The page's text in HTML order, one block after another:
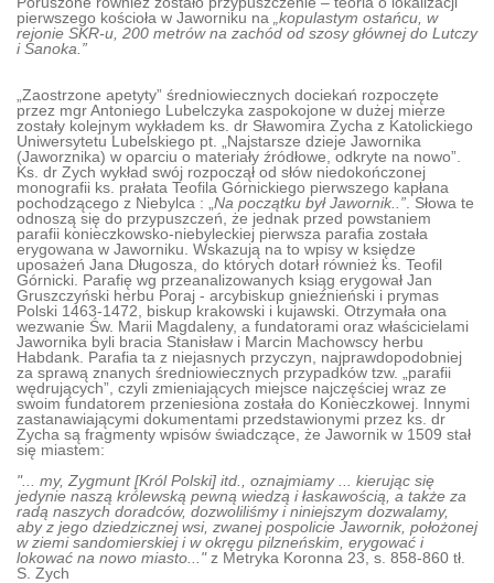
pierwszego kościoła w Jaworniku na „kopulastym ostańcu, w
rejonie SKR-u, 200 metrów na zachód od szosy głównej do Lutczy
i Sanoka.”
„Zaostrzone apetyty” średniowiecznych dociekań rozpoczęte
przez mgr Antoniego Lubelczyka zaspokojone w dużej mierze
zostały kolejnym wykładem ks. dr Sławomira Zycha z Katolickiego
Uniwersytetu Lubelskiego pt. „Najstarsze dzieje Jawornika
(Jaworznika) w oparciu o materiały źródłowe, odkryte na nowo”.
Ks. dr Zych wykład swój rozpoczął od słów niedokończonej
monografii ks. prałata Teofila Górnickiego pierwszego kapłana
pochodzącego z Niebylca : „ Na początku był Jawornik..” . Słowa te
odnoszą się do przypuszczeń, że jednak przed powstaniem
parafii konieczkowsko-niebyleckiej pierwsza parafia została
erygowana w Jaworniku. Wskazują na to wpisy w księdze
uposażeń Jana Długosza, do których dotarł również ks. Teofil
Górnicki. Parafię wg przeanalizowanych ksiąg erygował Jan
Gruszczyński herbu Poraj - arcybiskup gnieźnieński i prymas
Polski 1463-1472, biskup krakowski i kujawski. Otrzymała ona
wezwanie Św. Marii Magdaleny, a fundatorami oraz właścicielami
Jawornika byli bracia Stanisław i Marcin Machowscy herbu
Habdank. Parafia ta z niejasnych przyczyn, najprawdopodobniej
za sprawą znanych średniowiecznych przypadków tzw. „parafii
wędrujących”, czyli zmieniających miejsce najczęściej wraz ze
swoim fundatorem przeniesiona została do Konieczkowej. Innymi
zastanawiającymi dokumentami przedstawionymi przez ks. dr
Zycha są fragmenty wpisów świadczące, że Jawornik w 1509 stał
się miastem:
"... my, Zygmunt [Król Polski] itd., oznajmiamy ... kierując się
jedynie naszą królewską pewną wiedzą i łaskawością, a także za
radą naszych doradców, dozwoliliśmy i niniejszym dozwalamy,
aby z jego dziedzicznej wsi, zwanej pospolicie Jawornik, położonej
w ziemi sandomierskiej i w okręgu pilzneńskim, erygować i
lokować na nowo miasto..."z Metryka Koronna 23, s. 858-860 tł.
S. Zych